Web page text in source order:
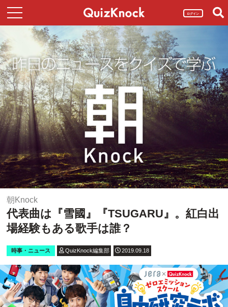
ログイン
朝Knock
代表曲は『雪國』『TSUGARU』。紅白出
場経験もある歌手は誰？
時事・ニュース QuizKnock編集部 2019.09.18